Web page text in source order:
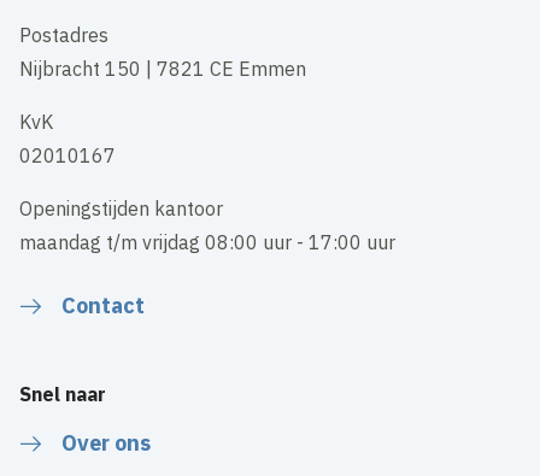
Postadres
Nijbracht 150 | 7821 CE Emmen
KvK
02010167
Openingstijden kantoor
maandag t/m vrijdag 08:00 uur - 17:00 uur
Contact
Snel naar
Over ons